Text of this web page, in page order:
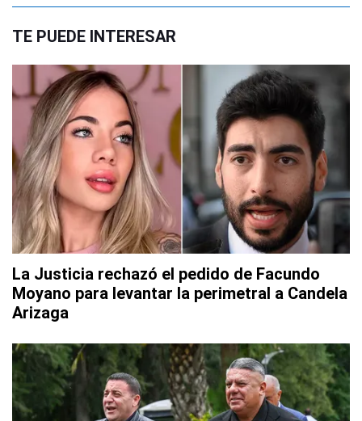
TE PUEDE INTERESAR
La Justicia rechazó el pedido de Facundo
Moyano para levantar la perimetral a Candela
Arizaga